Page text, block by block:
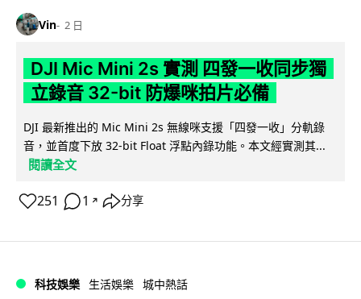
Vin 2 日
DJI Mic Mini 2s 實測 四發一收同步獨
立錄音 32-bit 防爆咪拍片必備
DJI 最新推出的 Mic Mini 2s 無線咪支援「四發一收」分軌錄
音，並首度下放 32-bit Float 浮點內錄功能。本文經實測其...
閱讀全文
251 1 ↗ 分享
科技娛樂 生活娛樂 城中熱話